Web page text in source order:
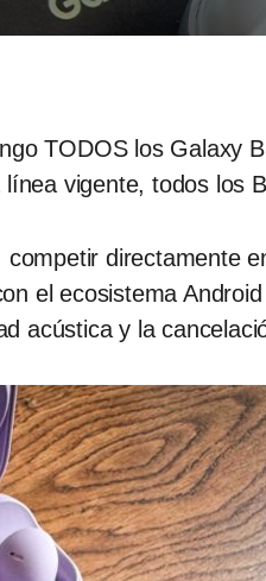
TODOS los Galaxy
vigente, todos los
directamente
el ecosistema
acústica y la